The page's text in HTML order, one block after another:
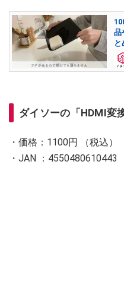
品
と
ダイソーの「HDMI変
・価格：1100円 （税込）
・JAN ：4550480610443